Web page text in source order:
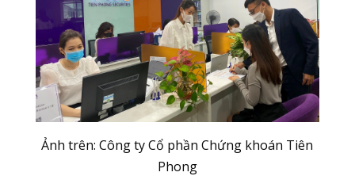
Ảnh trên: Công ty Cổ phần Chứng khoán Tiên
Phong